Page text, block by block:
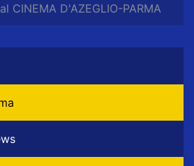
CINEMA D'AZEGLIO-PARMA